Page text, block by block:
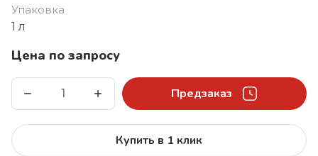
Упаковка
1 л
Цена по запросу
Предзаказ
Купить в 1 клик